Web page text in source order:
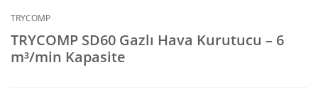
TRYCOMP
TRYCOMP SD60 Gazlı Hava Kurutucu – 6
m³/min Kapasite